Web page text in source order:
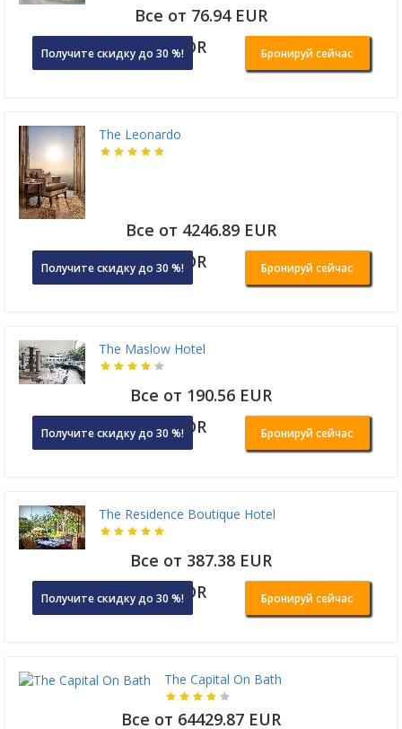
Все от 76.94 EUR
Получите скидку до 30 %!OR Бронируй сейчас
The Leonardo
Все от 4246.89 EUR
Получите скидку до 30 %!OR Бронируй сейчас
The Maslow Hotel
Все от 190.56 EUR
Получите скидку до 30 %!OR Бронируй сейчас
The Residence Boutique Hotel
Все от 387.38 EUR
Получите скидку до 30 %!OR Бронируй сейчас
The Capital On Bath
Все от 64429.87 EUR